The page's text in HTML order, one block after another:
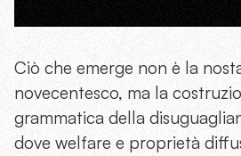
Ciò che emerge non è la
novecentesco, ma la
grammatica della
dove welfare e proprietà